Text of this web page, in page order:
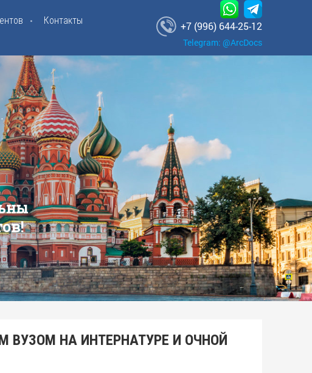
Контакты +7 (996) 644-25-12
Telegram: @ArcDocs
ВУЗОМ НА ИНТЕРНАТУРЕ И ОЧНОЙ